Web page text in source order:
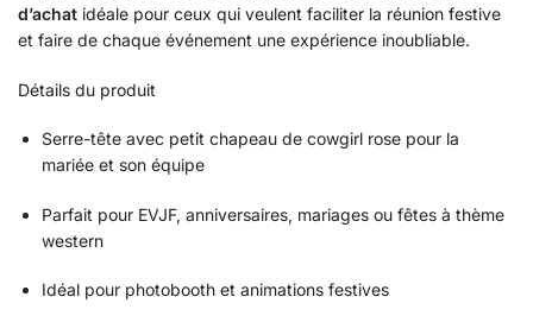
d’achat idéale pour ceux qui veulent faciliter la réunion festive
et faire de chaque événement une expérience inoubliable.
Détails du produit
Serre-tête avec petit chapeau de cowgirl rose pour la
mariée et son équipe
Parfait pour EVJF, anniversaires, mariages ou fêtes à thème
western
Idéal pour photobooth et animations festives